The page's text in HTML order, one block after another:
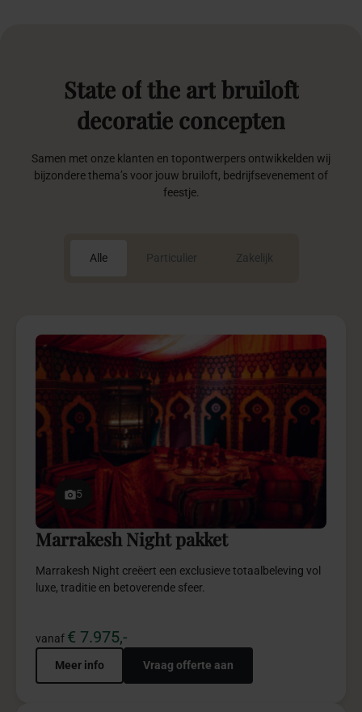
State of the art bruiloft
decoratie concepten
Samen met onze klanten en topontwerpers ontwikkelden wij
bijzondere thema’s voor jouw bruiloft, bedrijfsevenement of
feestje.
Alle Particulier Zakelijk
5
Marrakesh Night pakket
Marrakesh Night creëert een exclusieve totaalbeleving vol
luxe, traditie en betoverende sfeer.
vanaf € 7.975,-
Meer info Vraag offerte aan